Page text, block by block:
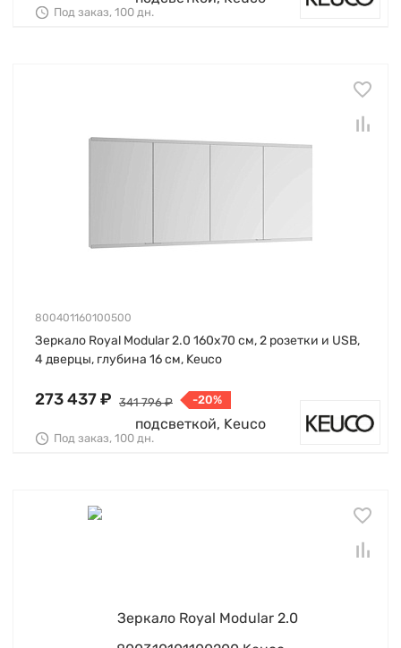
Под заказ, 100 дн.
800401160100500
Зеркало Royal Modular 2.0 160х70 см, 2 розетки и USB,
4 дверцы, глубина 16 см, Keuco
273 437 ₽ 341 796 ₽ -20%
Под заказ, 100 дн.